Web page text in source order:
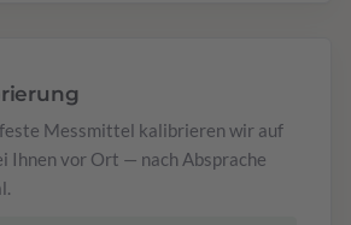
Messmittel kalibrieren wir auf
Ihnen vor Ort — nach Absprache